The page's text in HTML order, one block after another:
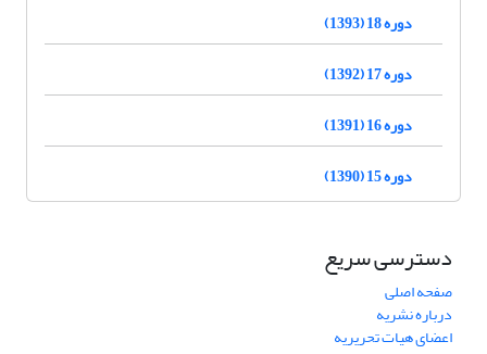
دوره 18 (1393)
دوره 17 (1392)
دوره 16 (1391)
دوره 15 (1390)
دسترسی سریع
صفحه اصلی
درباره نشریه
اعضای هیات تحریریه